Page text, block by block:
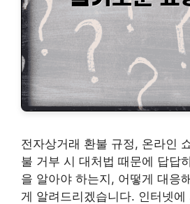
전자상거래 환불 규정, 온라인
불 거부 시 대처법 때문에 답답
을 알아야 하는지, 어떻게 대응
게 알려드리겠습니다. 인터넷